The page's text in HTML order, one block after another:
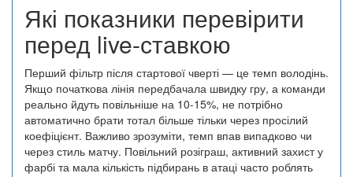
Які показники перевірити
перед live-ставкою
Перший фільтр після стартової чверті — це темп володінь.
Якщо початкова лінія передбачала швидку гру, а команди
реально йдуть повільніше на 10-15%, не потрібно
автоматично брати тотал більше тільки через просілий
коефіцієнт. Важливо зрозуміти, темп впав випадково чи
через стиль матчу. Повільний розіграш, активний захист у
фарбі та мала кількість підбирань в атаці часто роблять